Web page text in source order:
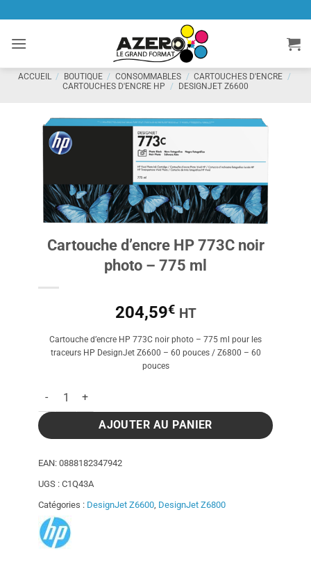
contenu
ACCUEIL / BOUTIQUE / CONSOMMABLES / CARTOUCHES D'ENCRE /
CARTOUCHES D'ENCRE HP / DESIGNJET Z6600
Cartouche d’encre HP 773C noir
photo – 775 ml
204,59€ HT
Cartouche d’encre HP 773C noir photo – 775 ml pour les
traceurs HP DesignJet Z6600 – 60 pouces / Z6800 – 60
pouces
quantité de Cartouche d'encre HP 773C noir photo - 775 ml
AJOUTER AU PANIER
EAN: 0888182347942
UGS : C1Q43A
Catégories : DesignJet Z6600, DesignJet Z6800